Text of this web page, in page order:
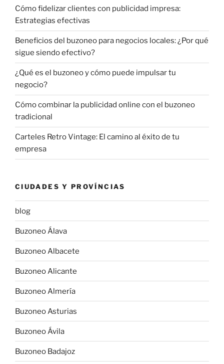
Cómo fidelizar clientes con publicidad impresa:
Estrategias efectivas
Beneficios del buzoneo para negocios locales: ¿Por qué
sigue siendo efectivo?
¿Qué es el buzoneo y cómo puede impulsar tu
negocio?
Cómo combinar la publicidad online con el buzoneo
tradicional
Carteles Retro Vintage: El camino al éxito de tu
empresa
CIUDADES Y PROVÍNCIAS
blog
Buzoneo Álava
Buzoneo Albacete
Buzoneo Alicante
Buzoneo Almería
Buzoneo Asturias
Buzoneo Ávila
Buzoneo Badajoz